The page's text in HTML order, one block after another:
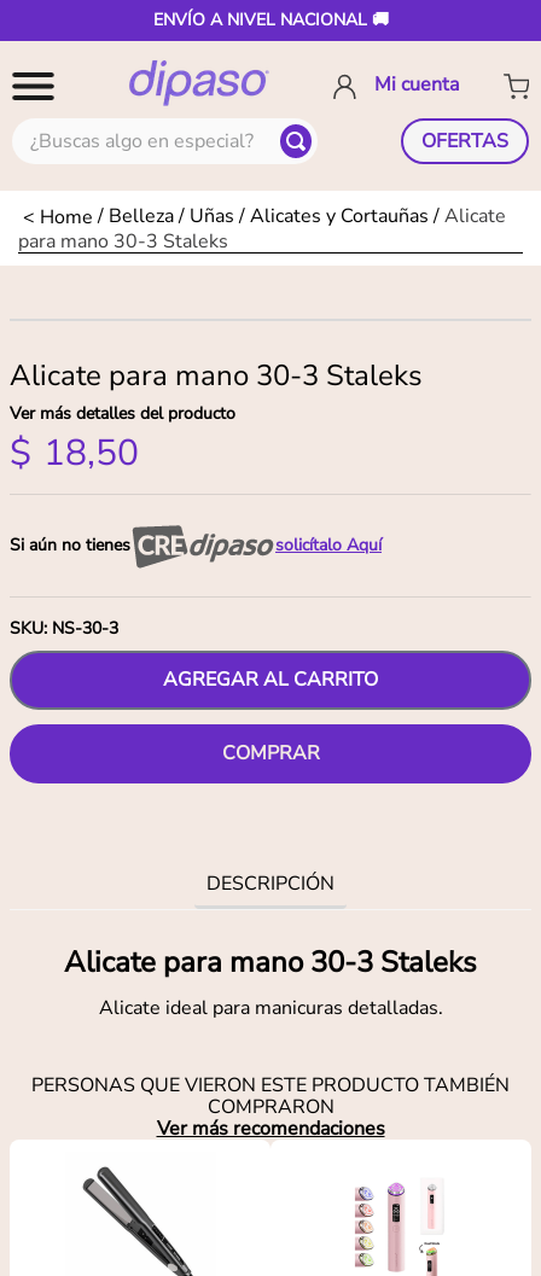
ENVÍO A NIVEL NACIONAL 🚚
¿Buscas algo en especial? OFERTAS
Belleza Uñas Alicates y Cortauñas
Alicate
para mano 30-3 Staleks
Alicate para mano 30-3 Staleks
Ver más detalles del producto
$ 18,50
Si aún no tienes solicítalo Aquí
SKU: NS-30-3
AGREGAR AL CARRITO
COMPRAR
DESCRIPCIÓN
Alicate para mano 30-3 Staleks
Alicate ideal para manicuras detalladas.
PERSONAS QUE VIERON ESTE PRODUCTO TAMBIÉN
COMPRARON
Ver más recomendaciones